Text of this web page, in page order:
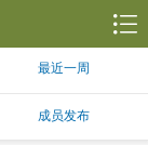
最近一周
成员发布